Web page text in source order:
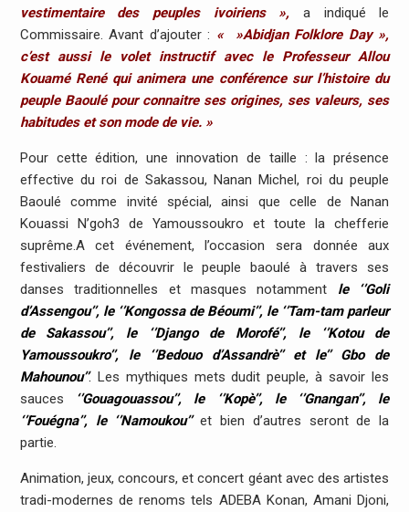
vestimentaire des peuples ivoiriens », a indiqué le
Commissaire. Avant d’ajouter : «
»Abidjan Folklore Day »,
c’est aussi le volet instructif avec le Professeur Allou
Kouamé René qui animera une conférence sur l’histoire du
peuple Baoulé pour connaitre ses origines, ses valeurs, ses
habitudes et son mode de vie. »
Pour cette édition, une innovation de taille : la présence
effective du roi de Sakassou, Nanan Michel, roi du peuple
Baoulé comme invité spécial, ainsi que celle de Nanan
Kouassi N’goh3 de Yamoussoukro et toute la chefferie
suprême.A cet événement, l’occasion sera donnée aux
festivaliers de découvrir le peuple baoulé à travers ses
danses traditionnelles et masques notamment le ‘’Goli
d’Assengou’’, le ‘’Kongossa de Béoumi’’, le ‘’Tam-tam parleur
de Sakassou’’, le ‘’Django de Morofé’’, le ‘’Kotou de
Yamoussoukro’’, le ‘’Bedouo d’Assandrè’’ et le’’ Gbo de
Mahounou’’.Les mythiques mets dudit peuple, à savoir les
sauces
‘’Gouagouassou’’, le ‘’Kopè’’, le ‘’Gnangan’’, le
‘’Fouégna’’, le ‘’Namoukou’’et bien d’autres seront de la
partie.
Animation, jeux, concours, et concert géant avec des artistes
tradi-modernes de renoms tels ADEBA Konan, Amani Djoni,